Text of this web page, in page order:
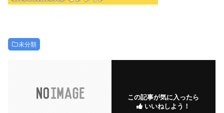
未分類
この記事が気に入ったら
いいねしよう！